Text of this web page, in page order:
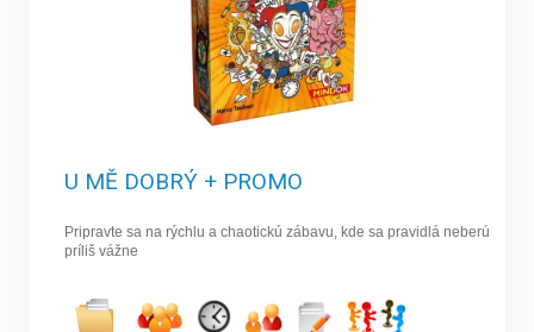
U MĚ DOBRÝ + PROMO
Pripravte sa na rýchlu a chaotickú zábavu, kde sa pravidlá neberú
príliš vážne